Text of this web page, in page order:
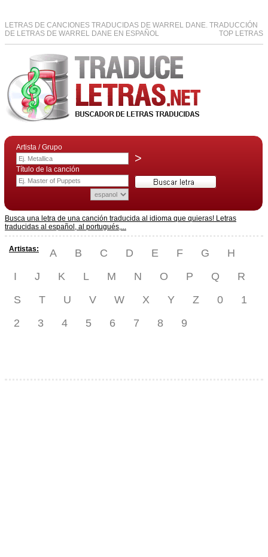
LETRAS DE CANCIONES TRADUCIDAS DE WARREL DANE. TRADUCCIÓN
DE LETRAS DE WARREL DANE EN ESPAÑOL
TOP LETRAS
Artista / Grupo
>
Título de la canción
Busca una letra de una canción traducida al idioma que quieras! Letras
traducidas al español, al portugués,...
Artistas: A B C D E F G
H
I
J K L M N O P Q
R
S
T U V W X Y Z 0
1
2
3 4 5 6 7 8 9